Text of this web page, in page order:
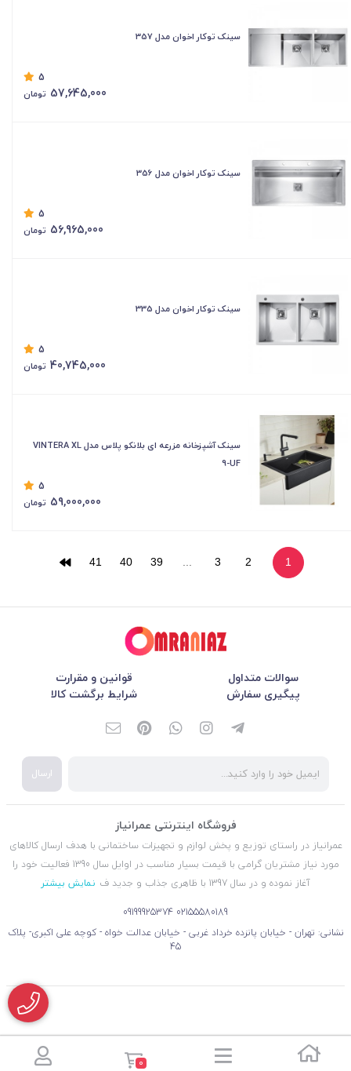
سینک توکار اخوان مدل 357
5
57,645,000 تومان
سینک توکار اخوان مدل 356
5
56,965,000 تومان
سینک توکار اخوان مدل 335
5
40,745,000 تومان
سینک آشپزخانه مزرعه ای بلانکو پلاس مدل VINTERA XL
9-UF
5
59,000,000 تومان
1
2
3
...
39
40
41
سوالات متداول
قوانین و مقرارت
پیگیری سفارش
شرایط برگشت کالا
ارسال
فروشگاه اینترنتی عمرانیاز
عمرانیاز در راستای توزیع و پخش لوازم و تجهیزات ساختمانی با هدف ارسال کالاهای
مورد نیاز مشتریان گرامی با قیمت بسیار مناسب در اوایل سال 1390 فعالیت خود را
آغاز نموده و در سال 1397 با ظاهری جذاب و جدید ف
نمایش بیشتر
02155580189
09199925374
نشانی: تهران - خیابان پانزده خرداد غربی - خیابان عدالت خواه - کوچه علی اکبری- پلاک
45
0